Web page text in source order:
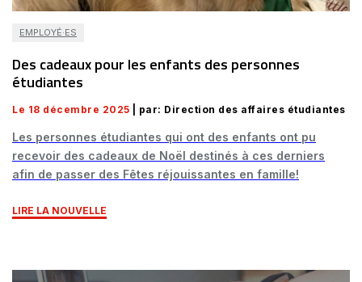
EMPLOYÉ·ES
Des cadeaux pour les enfants des personnes
étudiantes
Le 18 décembre 2025 | par: Direction des affaires étudiantes
Les personnes étudiantes qui ont des enfants ont pu
recevoir des cadeaux de Noël destinés à ces derniers
afin de passer des Fêtes réjouissantes en famille!
LIRE LA NOUVELLE